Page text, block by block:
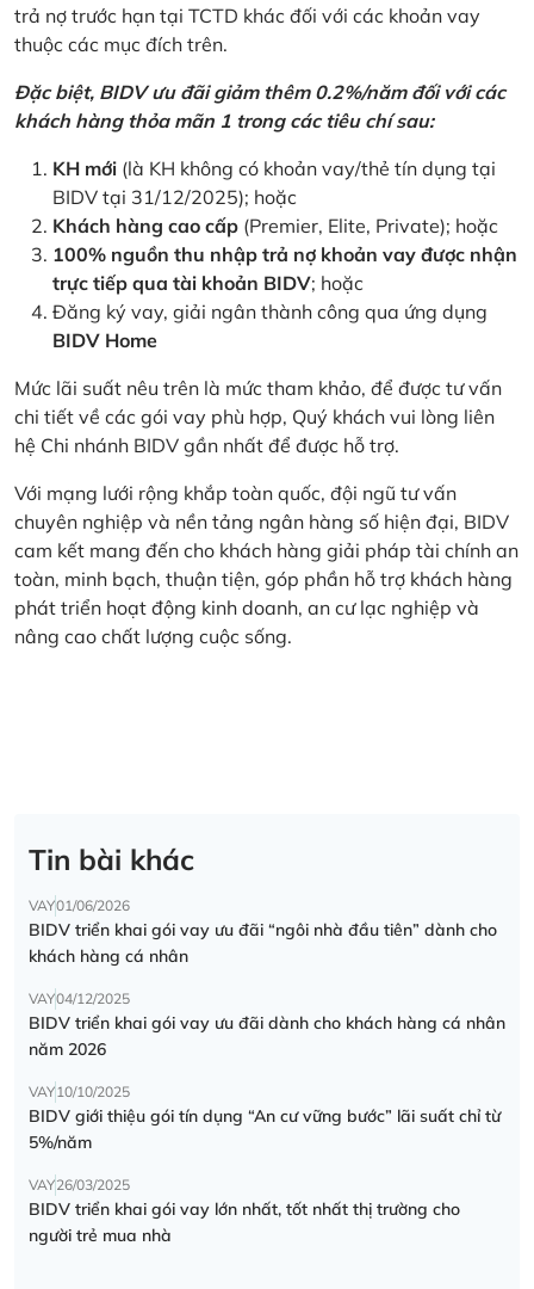
trả nợ trước hạn tại TCTD khác đối với các khoản vay
thuộc các mục đích trên.
Đặc biệt, BIDV ưu đãi giảm thêm 0.2%/năm đối với các
khách hàng thỏa mãn 1 trong các tiêu chí sau:
KH mới (là KH không có khoản vay/thẻ tín dụng tại
BIDV tại 31/12/2025); hoặc
Khách hàng cao cấp (Premier, Elite, Private); hoặc
100% nguồn thu nhập trả nợ khoản vay được nhận
trực tiếp qua tài khoản BIDV; hoặc
Đăng ký vay, giải ngân thành công qua ứng dụng
BIDV Home
Mức lãi suất nêu trên là mức tham khảo, để được tư vấn
chi tiết về các gói vay phù hợp, Quý khách vui lòng liên
hệ Chi nhánh BIDV gần nhất để được hỗ trợ.
Với mạng lưới rộng khắp toàn quốc, đội ngũ tư vấn
chuyên nghiệp và nền tảng ngân hàng số hiện đại, BIDV
cam kết mang đến cho khách hàng giải pháp tài chính an
toàn, minh bạch, thuận tiện, góp phần hỗ trợ khách hàng
phát triển hoạt động kinh doanh, an cư lạc nghiệp và
nâng cao chất lượng cuộc sống.
Tin bài khác
VAY01/06/2026
BIDV triển khai gói vay ưu đãi “ngôi nhà đầu tiên” dành cho
khách hàng cá nhân
VAY04/12/2025
BIDV triển khai gói vay ưu đãi dành cho khách hàng cá nhân
năm 2026
VAY10/10/2025
BIDV giới thiệu gói tín dụng “An cư vững bước” lãi suất chỉ từ
5%/năm
VAY26/03/2025
BIDV triển khai gói vay lớn nhất, tốt nhất thị trường cho
người trẻ mua nhà